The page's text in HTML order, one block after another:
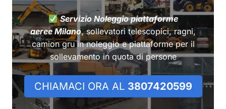
Servizio Noleggio piattaforme
aeree Milano, sollevatori telescopici, ragni,
camion gru in noleggio e piattaforme per il
sollevamento in quota di persone
CHIAMACI ORA AL 3807420599